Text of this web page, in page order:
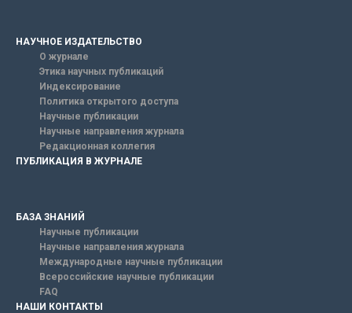
НАУЧНОЕ ИЗДАТЕЛЬСТВО
О журнале
Этика научных публикаций
Индексирование
Политика открытого доступа
Научные публикации
Научные направления журнала
Редакционная коллегия
ПУБЛИКАЦИЯ В ЖУРНАЛЕ
БАЗА ЗНАНИЙ
Научные публикации
Научные направления журнала
Международные научные публикации
Всероссийские научные публикации
FAQ
НАШИ КОНТАКТЫ